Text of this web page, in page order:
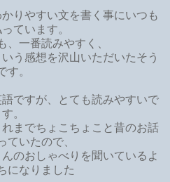
りやすい文を書く事にいつも
ています。
、一番読みやすく、
う感想を沢山いただいたそう
す。
ですが、とても読みやすいで
す。
までちょこちょこと昔のお話
ていたので、
のおしゃべりを聞いているよ
になりました